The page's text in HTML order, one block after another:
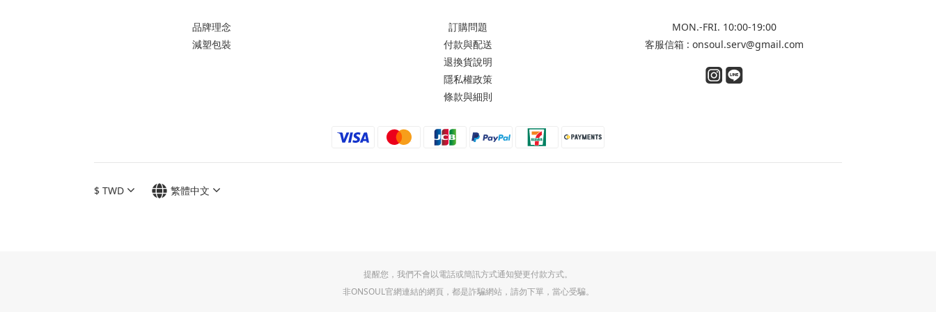
品牌理念
減塑包裝
訂購問題
付款與配送
退換貨說明
隱私權政策
條款與細則
MON.-FRI. 10:00-19:00
客服信箱 : onsoul.serv@gmail.com
$ TWD 繁體中文
提醒您，我們不會以電話或簡訊方式通知變更付款方式。
非ONSOUL官網連結的網頁，都是詐騙網站，請勿下單，當心受騙。